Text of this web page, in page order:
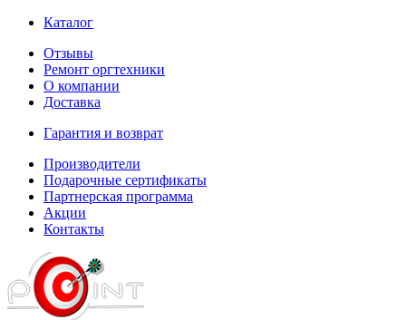
Каталог
Отзывы
Ремонт оргтехники
О компании
Доставка
Гарантия и возврат
Производители
Подарочные сертификаты
Партнерская программа
Акции
Контакты